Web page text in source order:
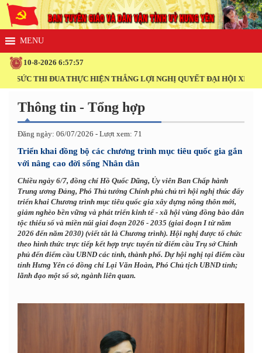
10-8-2026 6:57:57
THI ĐUA THỰC HIỆN THẮNG LỢI NGHỊ QUYẾT ĐẠI HỘI XIV CỦA
Thông tin - Tổng hợp
Đăng ngày: 06/07/2026 - Lượt xem: 71
Triển khai đồng bộ các chương trình mục tiêu quốc gia gắn
với nâng cao đời sống Nhân dân
Chiều ngày 6/7, đồng chí Hồ Quốc Dũng, Ủy viên Ban Chấp hành
Trung ương Đảng, Phó Thủ tướng Chính phủ chủ trì hội nghị thúc đẩy
triển khai Chương trình mục tiêu quốc gia xây dựng nông thôn mới,
giảm nghèo bền vững và phát triển kinh tế - xã hội vùng đồng bào dân
tộc thiểu số và miền núi giai đoạn 2026 - 2035 (giai đoạn I từ năm
2026 đến năm 2030) (viết tắt là Chương trình). Hội nghị được tổ chức
theo hình thức trực tiếp kết hợp trực tuyến từ điểm cầu Trụ sở Chính
phủ đến điểm cầu UBND các tỉnh, thành phố. Dự hội nghị tại điểm cầu
tỉnh Hưng Yên có đồng chí Lại Văn Hoàn, Phó Chủ tịch UBND tỉnh;
lãnh đạo một số sở, ngành liên quan.